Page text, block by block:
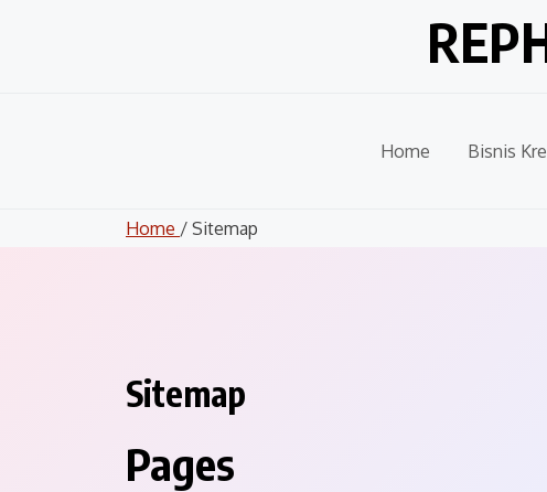
Home Bisnis
Home / Sitemap
Sitemap
Pages